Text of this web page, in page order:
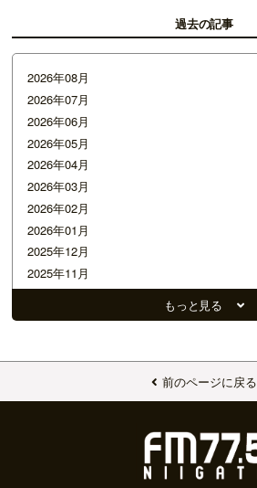
過去の記事
2026年08月
2026年07月
2026年06月
2026年05月
2026年04月
2026年03月
2026年02月
2026年01月
2025年12月
2025年11月
2025年10月
2025年09月
2025年07月
2025年05月
もっと見る
前のページに戻る